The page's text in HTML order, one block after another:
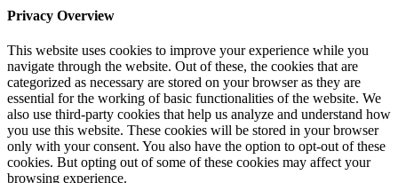
Privacy Overview
This website uses cookies to improve your experience while you
navigate through the website. Out of these, the cookies that are
categorized as necessary are stored on your browser as they are
essential for the working of basic functionalities of the website. We
also use third-party cookies that help us analyze and understand how
you use this website. These cookies will be stored in your browser
only with your consent. You also have the option to opt-out of these
cookies. But opting out of some of these cookies may affect your
browsing experience.